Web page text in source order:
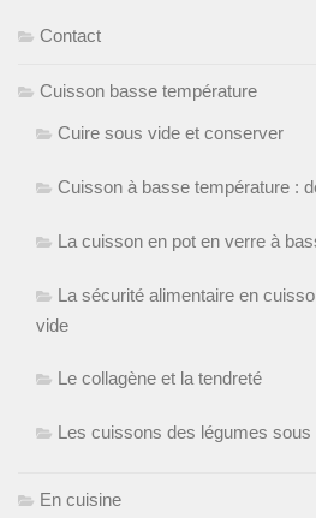
Contact
Cuisson basse température
Cuire sous vide et conserver
Cuisson à basse température :
La cuisson en pot en verre à
La sécurité alimentaire en
vide
Le collagène et la tendreté
Les cuissons des légumes
En cuisine